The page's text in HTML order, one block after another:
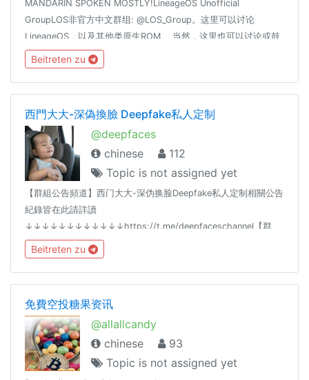
MANDARIN SPOKEN MOSTLY!LineageOS Unofficial
GroupLOS非官方中文群组: @LOS_Group。这里可以讨论
LineageOS，以及其他类原生ROM。 当然，这里也可以讨论或鼓
吹国内深度定制的 安卓 ROM虽然（安卓 ≠ Android）禁止任何政
治，色情，情色话题！不要试图打擦边球！切记！
Beitreten zu
西門大大-深偽換臉 Deepfake私人定制
@deepfaces
chinese
112
Topic is not assigned yet
【群組公告頻道】西门大大-深伪换脸Deepfake私人定制相關公告
紀錄皆在此請詳讀
↓↓↓↓↓↓↓↓↓↓↓↓https://t.me/deepfaceschannel【群
規】
↓↓↓↓↓↓↓↓↓↓↓↓https://t.me/deepfaceschannel/28任
何問題請私訊管理員:曾成功
Beitreten zu
免費空投糖果资讯
@allallcandy
chinese
93
Topic is not assigned yet